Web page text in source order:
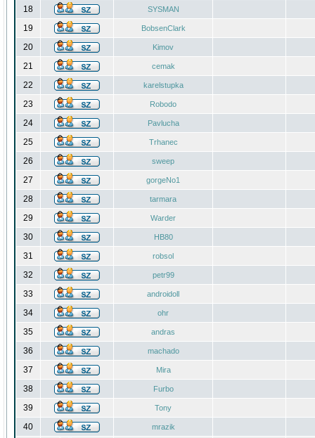
18 SYSMAN
19 BobsenClark
20 Kimov
21 cemak
22 karelstupka
23 Robodo
24 Pavlucha
25 Trhanec
26 sweep
27 gorgeNo1
28 tarmara
29 Warder
30 HB80
31 robsol
32 petr99
33 androidoll
34 ohr
35 andras
36 machado
37 Mira
38 Furbo
39 Tony
40 mrazik